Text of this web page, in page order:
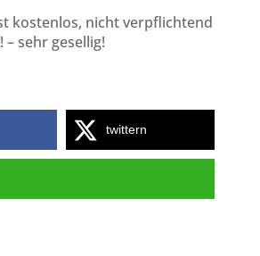
kostenlos, nicht verpflichtend
– sehr gesellig!
twittern